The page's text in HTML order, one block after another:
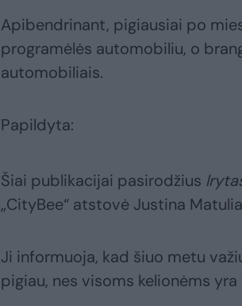
Apibendrinant, pigiausiai po
programėlės automobiliu, o
automobiliais.
Papildyta:
Šiai publikacijai pasirodžius
„CityBee“ atstovė Justina
Ji informuoja, kad šiuo metu
pigiau, nes visoms kelionėms